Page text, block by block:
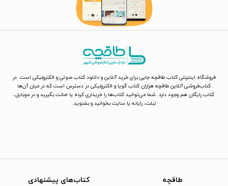
فروشگاه اینترنتی کتاب طاقچه جایی برای خرید آنلاین و دانلود کتاب صوتی و الکترونیکی است. در
کتاب‌فروشی آنلاین طاقچه هزاران کتاب گویا و الکترونیکی در دسترس است که در میان آن‌ها
کتاب رایگان هم وجود دارد. شما می‌توانید کتاب‌ها را خریداری کرده یا امانت بگیرید و در موبایل،
تبلت، رایانه یا سایت بخوانید و بشنوید.
طاقچه کتاب‌های پیشنهادی